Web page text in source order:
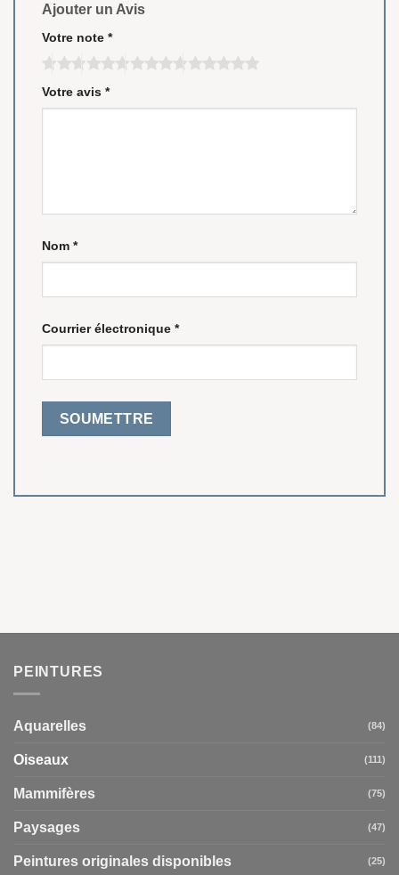
Ajouter un Avis
Votre note *
Votre avis *
Nom *
Courrier électronique *
PEINTURES
Aquarelles (84)
Oiseaux (111)
Mammifères (75)
Paysages (47)
Peintures originales disponibles (25)